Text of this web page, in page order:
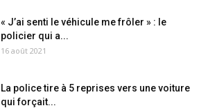
« J’ai senti le véhicule me frôler » : le
policier qui a...
16 août 2021
La police tire à 5 reprises vers une voiture
qui forçait...